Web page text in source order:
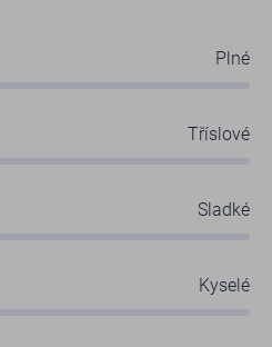
Plné
Tříslové
Sladké
Kyselé